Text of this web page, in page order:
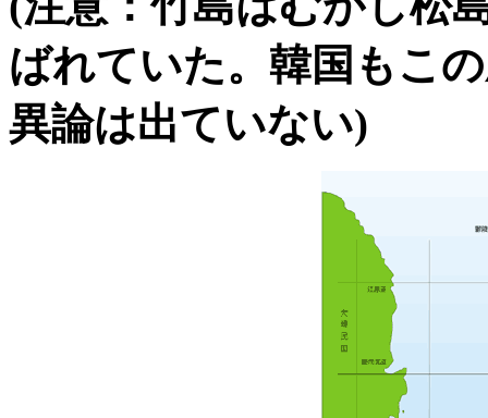
ばれていた。韓国もこ
異論は出ていない)